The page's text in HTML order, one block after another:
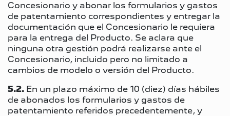
Concesionario y abonar los formularios y gastos
de patentamiento correspondientes y entregar la
documentación que el Concesionario le requiera
para la entrega del Producto. Se aclara que
ninguna otra gestión podrá realizarse ante el
Concesionario, incluido pero no limitado a
cambios de modelo o versión del Producto.
5.2. En un plazo máximo de 10 (diez) días hábiles
de abonados los formularios y gastos de
patentamiento referidos precedentemente, y